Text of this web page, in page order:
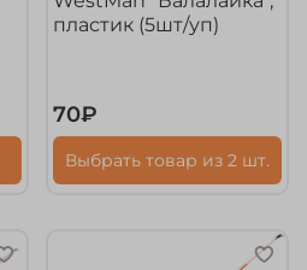
пластик (5шт/уп)
70₽
Выбрать товар из 2 шт.